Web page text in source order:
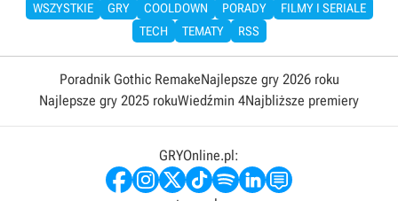
WSZYSTKIE GRY COOLDOWN PORADY
FILMY I SERIALE
TECH
TEMATY RSS
Poradnik Gothic RemakeNajlepsze gry 2026 roku
Najlepsze gry 2025 rokuWiedźmin 4Najbliższe premiery
GRYOnline.pl: